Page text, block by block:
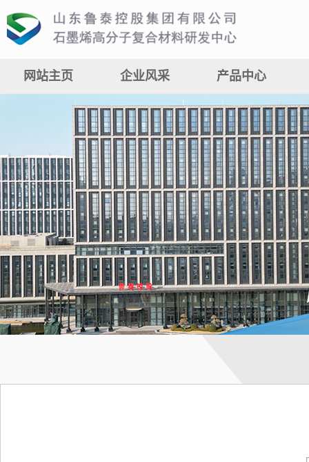
网站主页 企业风采 产品中心